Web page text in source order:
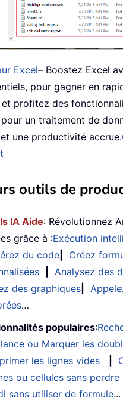
Excel– Boostez Excel
pour gagner en
profitez des
un traitement de
une productivité accrue.
outils de
IA Aide: Révolutionnez
grâce à :Exécution
du code
Créez
Analysez des
des graphiques
…
populaires:
ou Marquer les
les lignes vides
ou cellules sans perdre
sans utiliser de formule...